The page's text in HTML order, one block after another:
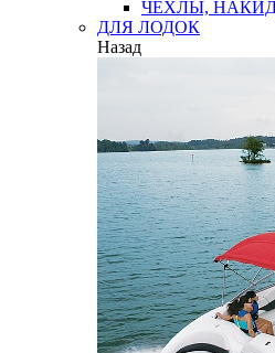
ЧЕХЛЫ,
ДЛЯ ЛОДОК
Назад